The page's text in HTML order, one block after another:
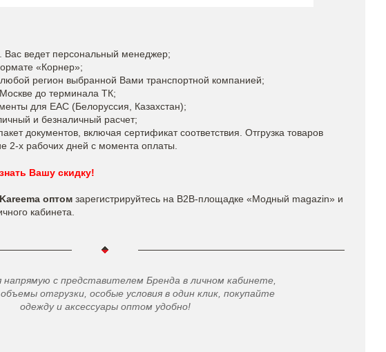
Вас ведет персональный менеджер;
«Корнер»;
регион выбранной Вами транспортной компанией;
до терминала ТК;
для ЕАС (Белоруссия, Казахстан);
и безналичный расчет;
документов, включая сертификат соответствия. Отгрузка товаров
2-х рабочих дней с момента оплаты.
Вашу скидку!
оптом зарегистрируйтесь на B2B-площадке «Модный magazin» и
кабинета.
напрямую с представителем Бренда в личном кабинете,
отгрузки, особые условия в один клик, покупайте
одежду и аксессуары оптом удобно!